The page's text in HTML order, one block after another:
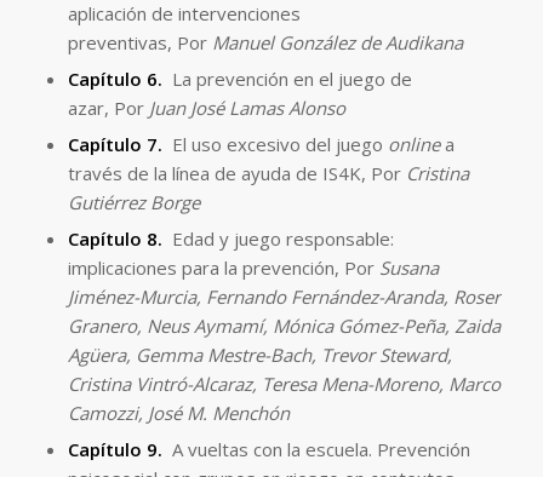
aplicación de intervenciones
preventivas, Por Manuel González de Audikana
Capítulo 6. La prevención en el juego de
azar, Por Juan José Lamas Alonso
Capítulo 7. El uso excesivo del juego onlinea
través de la línea de ayuda de IS4K, Por Cristina
Gutiérrez Borge
Capítulo 8. Edad y juego responsable:
implicaciones para la prevención, Por Susana
Jiménez-Murcia, Fernando Fernández-Aranda, Roser
Granero, Neus Aymamí, Mónica Gómez-Peña, Zaida
Agüera, Gemma Mestre-Bach, Trevor Steward,
Cristina Vintró-Alcaraz, Teresa Mena-Moreno, Marco
Camozzi, José M. Menchón
Capítulo 9. A vueltas con la escuela. Prevención